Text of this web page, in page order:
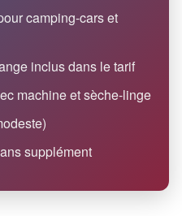
camping-cars et
inclus dans le tarif
machine et sèche-linge
supplément